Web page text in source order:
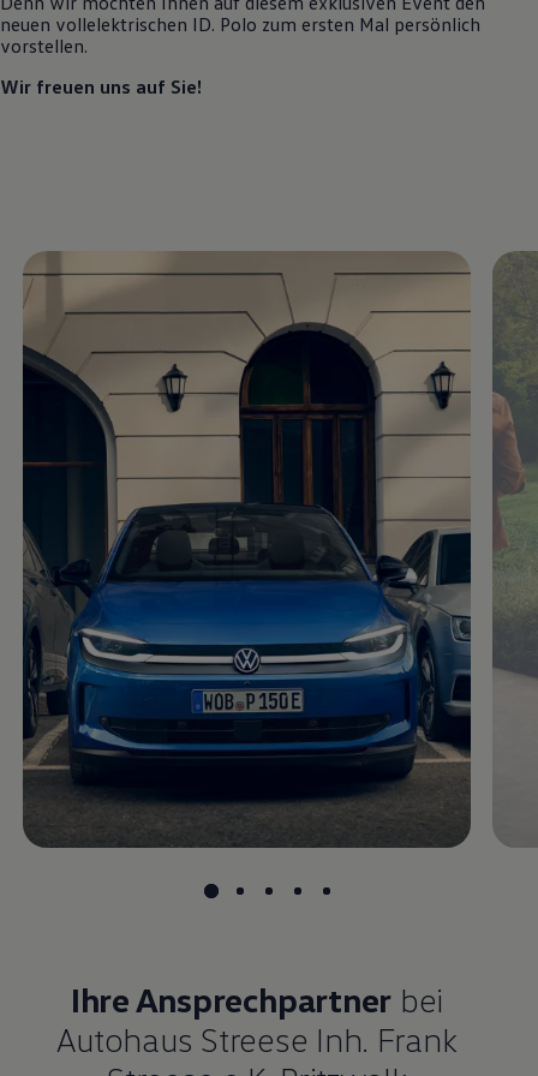
Motorenöl und Flüssigkeiten
Economy Service
Wallbox und Ladekabel
Digitale Extras
Dienste für Ihr Modell finden
Volkswagen Apps, Login und Shop
Handy und Fahrzeug verbinden
Updates für Software, Karten und Radio
Über Ihr Auto
Vorgängermodelle
Kundeninformationen
Warn- und Kontrollleuchten
Digitale Betriebsanleitung
Live Beratung
Magazin
Lifestyle
Familie
Elektromobilität
Volkswagen R
Pannen- und Unfallhilfe
Volkswagen Kundenbetreuung
neuen vollelektrischen ID. Polo zum ersten Mal persönlich
vorstellen.
Wir freuen uns auf Sie!
Ihre Ansprechpartner bei
Autohaus Streese Inh. Frank